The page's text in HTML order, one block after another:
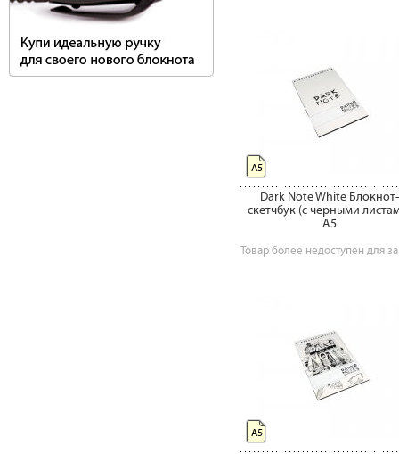
Dark Note White Блокнот-
скетчбук (с черными
A5
Товар более недоступен для
А5
А5